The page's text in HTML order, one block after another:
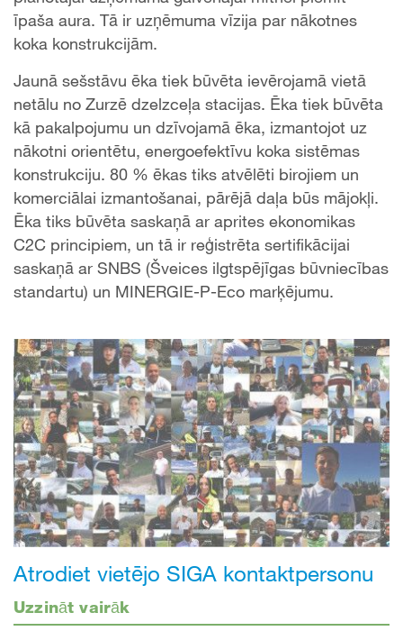
īpaša aura. Tā ir uzņēmuma vīzija par nākotnes
koka konstrukcijām.
Jaunā sešstāvu ēka tiek būvēta ievērojamā vietā
netālu no Zurzē dzelzceļa stacijas. Ēka tiek būvēta
kā pakalpojumu un dzīvojamā ēka, izmantojot uz
nākotni orientētu, energoefektīvu koka sistēmas
konstrukciju. 80 % ēkas tiks atvēlēti birojiem un
komerciālai izmantošanai, pārējā daļa būs mājokļi.
Ēka tiks būvēta saskaņā ar aprites ekonomikas
C2C principiem, un tā ir reģistrēta sertifikācijai
saskaņā ar SNBS (Šveices ilgtspējīgas būvniecības
standartu) un MINERGIE-P-Eco marķējumu.
Atrodiet vietējo SIGA kontaktpersonu
Uzzināt vairāk